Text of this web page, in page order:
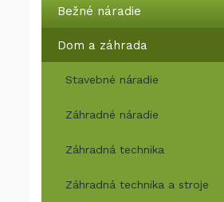
Bežné náradie
Dom a záhrada
Stavebné náradie
Záhradné náradie
Záhradná technika
Záhradná technika a stroje